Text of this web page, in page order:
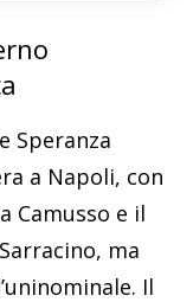
Speranza
a Napoli, con
Camusso e il
ma
Il